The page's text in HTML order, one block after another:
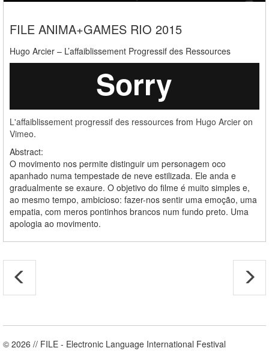
FILE ANIMA+GAMES RIO 2015
Hugo Arcier – L’affaiblissement Progressif des Ressources
L'affaiblissement progressif des ressources from Hugo Arcier on
Vimeo.
Abstract:
O movimento nos permite distinguir um personagem oco
apanhado numa tempestade de neve estilizada. Ele anda e
gradualmente se exaure. O objetivo do filme é muito simples e,
ao mesmo tempo, ambicioso: fazer-nos sentir uma emoção, uma
empatia, com meros pontinhos brancos num fundo preto. Uma
apologia ao movimento.
© 2026 // FILE - Electronic Language International Festival